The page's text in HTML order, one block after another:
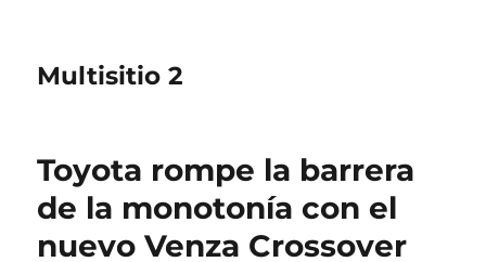
Multisitio 2
Toyota rompe la barrera
de la monotonía con el
nuevo Venza Crossover